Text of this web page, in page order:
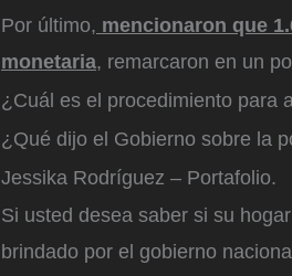
Por último, mencionaron que
monetaria, remarcaron en un
¿Cuál es el procedimiento para
¿Qué dijo el Gobierno sobre la
Jessika Rodríguez – Portafolio.
Si usted desea saber si su
brindado por el gobierno